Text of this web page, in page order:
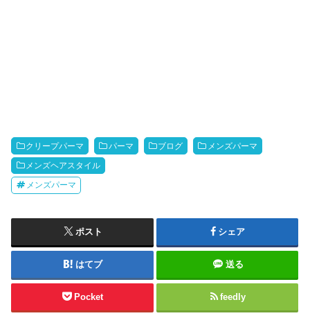
クリープパーマ パーマ ブログ メンズパーマ
メンズヘアスタイル
メンズパーマ
ポスト シェア
はてブ 送る
Pocket feedly